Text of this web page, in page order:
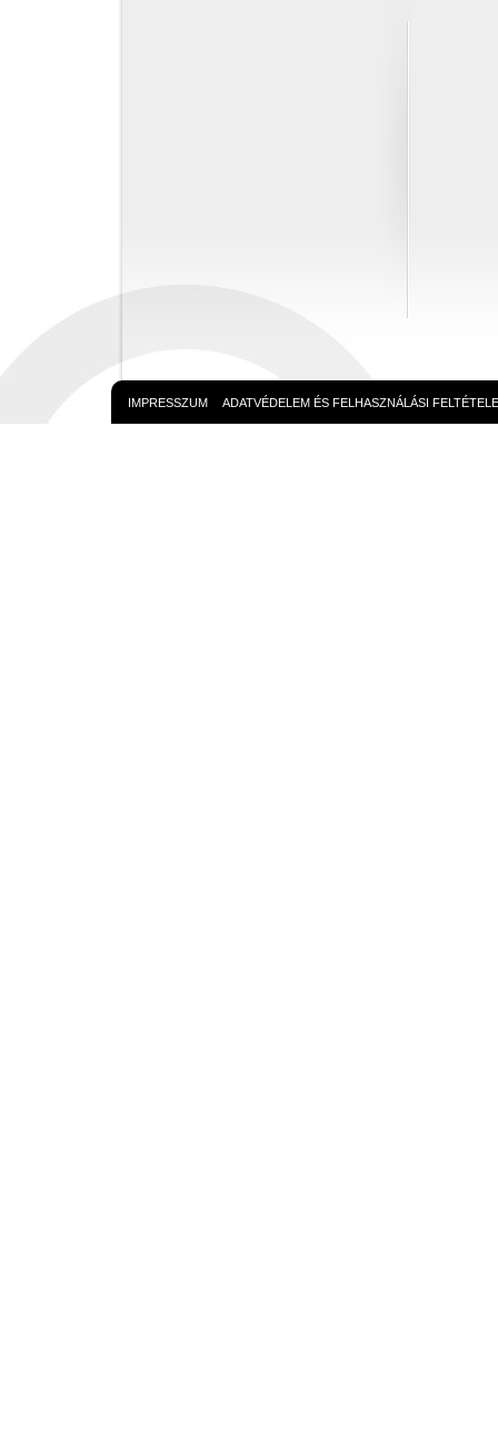
IMPRESSZUM ADATVÉDELEM ÉS FELHASZNÁLÁSI